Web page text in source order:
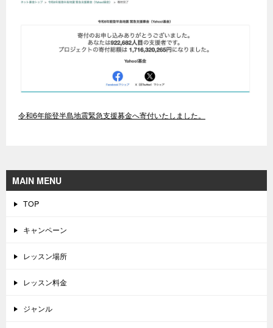
令和6年能登半島地震緊急支援募金へ寄付いたしました。
MAIN MENU
TOP
キャンペーン
レッスン場所
レッスン料金
ジャンル